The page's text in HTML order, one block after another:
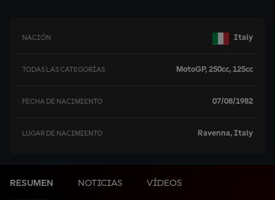
NACIÓN Italy
TODAS LAS CATEGORÍAS MotoGP, 250cc, 125cc
FECHA DE NACIMIENTO 07/08/1982
LUGAR DE NACIMIENTO Ravenna, Italy
RESUMEN NOTICIAS VÍDEOS